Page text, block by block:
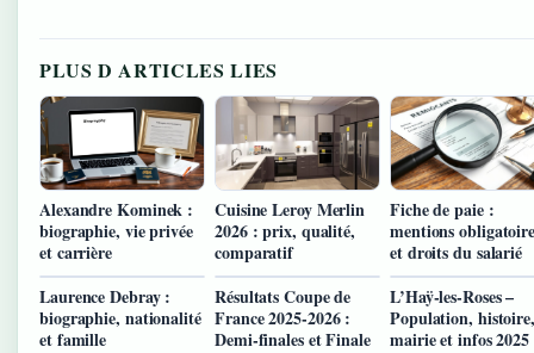
PLUS D ARTICLES LIES
Alexandre Kominek :
biographie, vie privée
et carrière
Cuisine Leroy Merlin
2026 : prix, qualité,
comparatif
Fiche de paie :
mentions
et droits du salarié
Laurence Debray :
biographie, nationalité
et famille
Résultats Coupe de
France 2025-2026 :
Demi-finales et Finale
L’Haÿ-les-Roses –
Population, histoire,
mairie et infos 2025